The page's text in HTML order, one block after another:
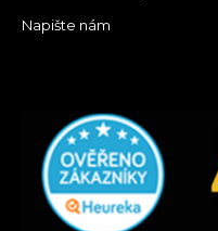
Napište nám